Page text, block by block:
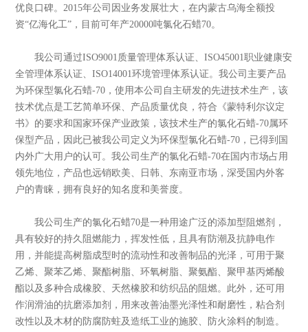
优良口碑。2015年公司因业务发展壮大，在内蒙古乌海全额投
资“亿海化工”，目前可年产20000吨氯化石蜡70。
我公司通过ISO9001质量管理体系认证、ISO45001职业健康安
全管理体系认证、ISO14001环境管理体系认证。我公司主要产品
为环保型氯化石蜡-70，使用本公司自主研发的先进技术生产，该
技术优点是工艺简单环保、产品质量优良，符合《蒙特利尔议定
书》的要求和国家环保产业政策，该技术生产的氯化石蜡-70属环
保型产品，因此已被我公司定义为环保型氯化石蜡-70，已得到国
内外广大用户的认可。我公司生产的氯化石蜡-70在国内市场占用
领先地位，产品也远销欧美、日韩、东南亚市场，深受国内外客
户的青睐，拥有良好的知名度和美誉度。
我公司生产的氯化石蜡70是一种用途广泛的添加型阻燃剂，
具有较好的持久阻燃能力，挥发性低，且具有防潮及抗静电作
用，并能提高树脂成型时的流动性和改善制品的光泽，可用于聚
乙烯、聚苯乙烯、聚酯树脂、环氧树脂、聚氨酯、聚甲基丙烯酸
酯以及多种合成橡胶、天然橡胶和纺织品的阻燃。此外，还可用
作润滑油的抗磨添加剂，用来改善油墨光泽性和耐磨性，粘合剂
改性以及木材的防腐防蛀及造纸工业的施胶、防火涂料的制造。